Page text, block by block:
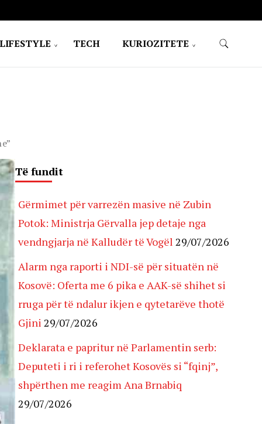
TECH KURIOZITETE
Të fundit
Gërmimet për varrezën masive në Zubin
Potok: Ministrja Gërvalla jep detaje nga
vendngjarja në Kalludër të Vogël 29/07/2026
Alarm nga raporti i NDI-së për situatën në
Kosovë: Oferta me 6 pika e AAK-së shihet si
rruga për të ndalur ikjen e qytetarëve thotë
Gjini 29/07/2026
Deklarata e papritur në Parlamentin serb:
Deputeti i ri i referohet Kosovës si “fqinj”,
shpërthen me reagim Ana Brnabiq
29/07/2026